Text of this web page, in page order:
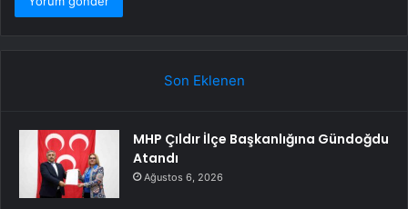
Son Eklenen
MHP Çıldır İlçe Başkanlığına Gündoğdu
Atandı
Ağustos 6, 2026